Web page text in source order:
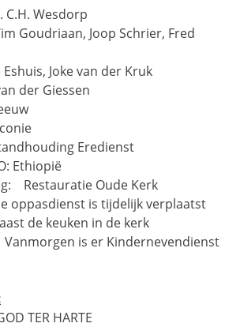
Wesdorp
Goudriaan, Joop Schrier, Fred
Joke van der Kruk
der Giessen
Eredienst
Ethiopië
Restauratie Oude Kerk
oppasdienst is tijdelijk verplaatst
de keuken in de kerk
is er Kindernevendienst
TER HARTE